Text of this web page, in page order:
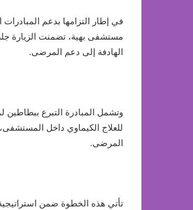
مستشفى بهية، تضمنت الزيارة
الهادفة إلى دعم المرضى.
وتشمل المبادرة التبرع
للعلاج الكيماوي داخل
المرضى.